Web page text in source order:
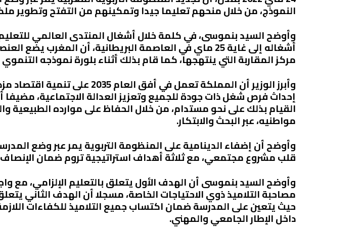
النموذج، من خلال منحهم تعليما جيدا وتمكينهم من التفتح وتطوير
وأوضح السيد بنموسى، في كلمة خلال أشغال المنتدى العالمي
أشغاله إلى غاية 25 ماي في العاصمة البريطانية، أن المغرب يضع
مركز المقاربة التي ينتهجها، كما قام بذلك أثناء بلورة نموذجه
وأبرز الوزير أن المملكة تعمل في أفق العام
إحداث فرص شغل ذات جودة للجميع وتعزيز العدالة الاجتماعية، مضيفا
القيام بذلك على نحو مستدام، من خلال الحفاظ على موارده الطبيعية
مواطنيه، عبر البحث والابتكار.
وأوضح أن إضفاء الدينامية على المنظومة التربوية يمر عبر وضع
قلب مشروع مجتمعي، مع ثلاثة أهداف استراتيجية تروم ضمان
وأوضح السيد بنموسى أن الهدف الأول يتعلق بالتعليم الإلزامي، مع
مصاحبة التلاميذ ذوي الاحتياجات الخاصة، مسجلا أن الهدف الثاني
حيث يتعين على المدرسة ضمان اكتساب جميع التلاميذ للكفاءات
داخل الإطار الجامعي والمهني.